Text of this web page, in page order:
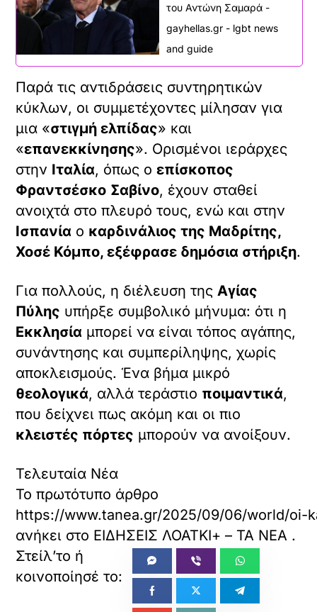
του Αντώνη Σαμαρά -
gayhellas.gr - lgbt news
and guide
Παρά τις αντιδράσεις συντηρητικών
κύκλων, οι συμμετέχοντες μίλησαν για
μια «στιγμή ελπίδας» και
«επανεκκίνησης». Ορισμένοι ιεράρχες
στην Ιταλία, όπως οεπίσκοπος
Φραντσέσκο Σαβίνο, έχουν σταθεί
ανοιχτά στο πλευρό τους, ενώ και στην
Ισπανία ο καρδινάλιος της Μαδρίτης,
Χοσέ Κόμπο, εξέφρασε δημόσια στήριξη.
Για πολλούς, η διέλευση της Αγίας
Πύλης υπήρξε συμβολικό μήνυμα: ότι η
Εκκλησία μπορεί να είναι τόπος αγάπης,
συνάντησης και συμπερίληψης, χωρίς
αποκλεισμούς. Ένα βήμα μικρό
θεολογικά, αλλά τεράστιο ποιμαντικά,
που δείχνει πως ακόμη και οι πιο
κλειστές πόρτες μπορούν να ανοίξουν.
Τελευταία Νέα
Το πρωτότυπο άρθρο
https://www.tanea.gr/2025/09/06/world/
ανήκει στο ΕΙΔΗΣΕΙΣ ΛΟΑΤΚΙ+ – ΤΑ ΝΕΑ .